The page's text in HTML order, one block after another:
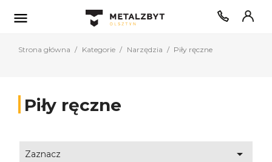

Strona główna Kategorie Narzędzia Piły ręczne
Piły ręczne
Zaznacz 